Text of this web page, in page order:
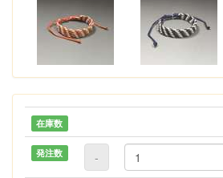
在庫数
発注数 -